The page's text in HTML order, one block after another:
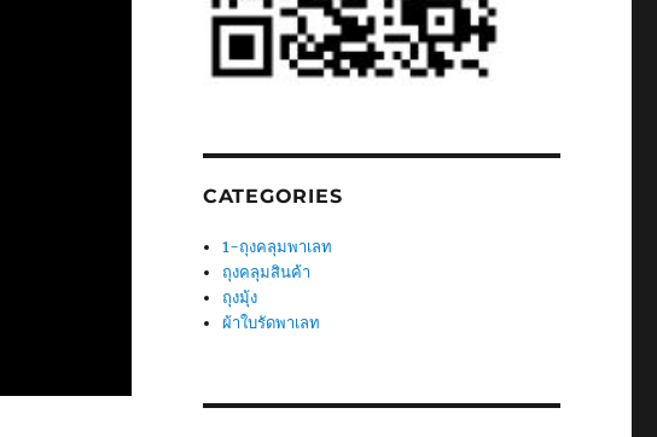
CATEGORIES
1-ถุงคลุมพาเลท
ถุงคลุมสินค้า
ถุงมุ้ง
ผ้าใบรัดพาเลท